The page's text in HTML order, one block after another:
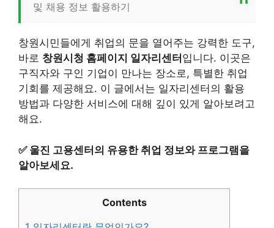
및 채용 정보 활용하기
창원시민들에게 취업의 문을 열어주는 강력한 도구,
바로 창원시청 홈페이지 일자리센터 입니다. 이곳은
구직자와 구인 기업이 만나는 장소로, 특별한 취업
기회를 제공해요. 이 글에서는 일자리센터의 활용
방법과 다양한 서비스에 대해 깊이 있게 알아보려고
해요.
✅ 울진 고용센터의 유용한 취업 정보와 프로그램을
알아보세요.
Contents